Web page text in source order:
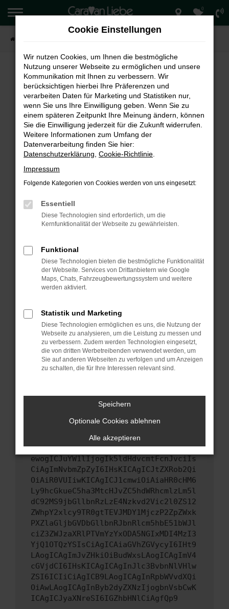
Zum
Hauptinhalt
springen
0
FEHLER: NETWORK ERROR
Beim Laden ist ein Fehler aufgetreten.
Hier sind ein paar Tipps, die dir helfen können:
Überprüfe deine Firewall und deine
Internetverbindung.
Laden andere Webseiten, zum Beispiel deine
Suchmaschine?
Prüfe deine Browsererweiterungen.
können das Laden bestimmter Seiten
verhindern. Funktioniert die Seite in einem
Starte dein Gerät neu.
Das kann manchmal helfen, vorübergehende
Probleme zu beheben.
sind.
Veraltete Software birgt nicht nur ein
Sicherheitsrisiko, sondern kann auch dazu
führen, dass bestimmte Funktionen nicht mehr
unterstützt werden.
hast, kontaktiere uns bitte. Wir werden
uns diesen Text schicken, um uns bei der
Fehlersuche zu unterstützen:
ewogICJuYW1lIjogIk5ldHdvcmtFcnJvciIs
CiAgImNvbmZpZyI6IHsKICAgICJtZXRob2Qi
OiAiR0VUIiwKICAgICJ1cmwiOiAiaHR0cHM6
Ly9hcGkueC5ha3MtcHJvZC5hdWRhcmlzLm5l
dC92MS9jbGllbnRzLzE4Nzkvd2Vic2l0ZS12
ZWhpY2xlcy9TR0gtTEVJMDY1MjczP2ZpZWxk
PXZlaGljbGVDbGllbnRJbnRlcm5hbE51bWJl
ciZ3ZWJzaXRlPTVmYzYxODA5NGIxMDI4MzI3
YjQ1OTQzYSIsCiAgICAiaGVhZGVycyI6IHt9
LAogICAgImJvZHkiOiBudWxsLAogICAgImV4
cGVjdCI6IHsKICAgICAgInJlc3BvbnNlVHlw
ZSI6ICIiCiAgICB9LAogICAgInRpbWVvdXQi
OiAwLAogICAgInByb2dyZXNzIjogbnVsbCwK
ICAgICJyaXNreSI6IGZhbHNlCiAgfQp9
Cookie Einstellungen
Wir nutzen Cookies, um Ihnen die bestmögliche
Nutzung unserer Webseite zu ermöglichen und unsere
Kommunikation mit Ihnen zu verbessern. Wir
berücksichtigen hierbei Ihre Präferenzen und
verarbeiten Daten für Marketing und Statistiken nur,
wenn Sie uns Ihre Einwilligung geben. Wenn Sie zu
einem späteren Zeitpunkt Ihre Meinung ändern, können
Sie die Einwilligung jederzeit für die Zukunft widerrufen.
Weitere Informationen zum Umfang der
Datenverarbeitung finden Sie hier:
Datenschutzerklärung Cookie-Richtlinie
Impressum
Folgende Kategorien von Cookies werden von uns eingesetzt:
Essentiell
Diese Technologien sind erforderlich, um die
Kernfunktionalität der Webseite zu gewährleisten.
Funktional
Diese Technologien bieten die bestmögliche Funktionalität
der Webseite. Services von Drittanbietern wie Google
Maps, Chats, Fahrzeugbewertungssystem und weitere
werden aktiviert.
Statistik und Marketing
Diese Technologien ermöglichen es uns, die Nutzung der
Webseite zu analysieren, um die Leistung zu messen und
zu verbessern. Zudem werden Technologien eingesetzt,
die von dritten Werbetreibenden verwendet werden, um
Sie auf anderen Webseiten zu verfolgen und um Anzeigen
zu schalten, die für Ihre Interessen relevant sind.
Speichern
Optionale Cookies ablehnen
Alle akzeptieren